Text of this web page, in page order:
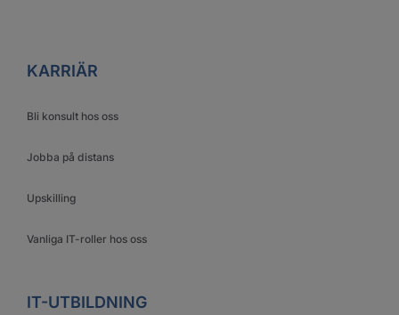
KARRIÄR
Bli konsult hos oss
Jobba på distans
Upskilling
Vanliga IT-roller hos oss
IT-UTBILDNING